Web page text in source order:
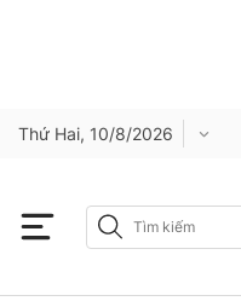
Thứ Hai, 10/8/2026